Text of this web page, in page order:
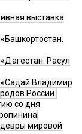
выставка
Расул
Владимир
России.
со дня
мировой